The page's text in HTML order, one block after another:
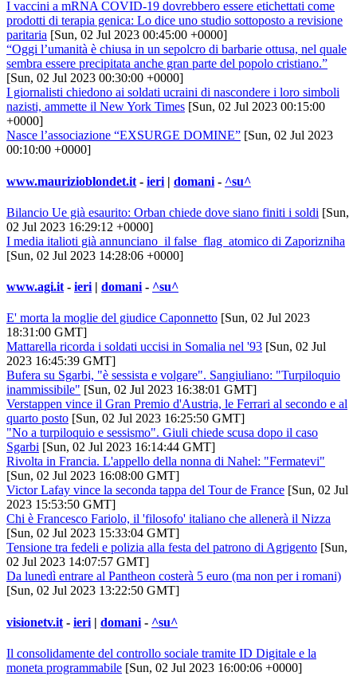
I vaccini a mRNA COVID-19 dovrebbero essere etichettati come
prodotti di terapia genica: Lo dice uno studio sottoposto a revisione
paritaria [Sun, 02 Jul 2023 00:45:00 +0000]
“Oggi l’umanità è chiusa in un sepolcro di barbarie ottusa, nel quale
sembra essere precipitata anche gran parte del popolo cristiano.”
[Sun, 02 Jul 2023 00:30:00 +0000]
I giornalisti chiedono ai soldati ucraini di nascondere i loro simboli
nazisti, ammette il New York Times [Sun, 02 Jul 2023 00:15:00
+0000]
Nasce l’associazione “EXSURGE DOMINE” [Sun, 02 Jul 2023
00:10:00 +0000]
www.maurizioblondet.it - ieri | domani - ^su^
Bilancio Ue già esaurito: Orban chiede dove siano finiti i soldi [Sun,
02 Jul 2023 16:29:12 +0000]
I media italioti già annunciano il false flag atomico di Zaporizniha
[Sun, 02 Jul 2023 14:28:06 +0000]
www.agi.it - ieri | domani - ^su^
E' morta la moglie del giudice Caponnetto [Sun, 02 Jul 2023
18:31:00 GMT]
Mattarella ricorda i soldati uccisi in Somalia nel '93 [Sun, 02 Jul
2023 16:45:39 GMT]
Bufera su Sgarbi, "è sessista e volgare". Sangiuliano: "Turpiloquio
inammissibile" [Sun, 02 Jul 2023 16:38:01 GMT]
Verstappen vince il Gran Premio d'Austria, le Ferrari al secondo e al
quarto posto [Sun, 02 Jul 2023 16:25:50 GMT]
"No a turpiloquio e sessismo". Giuli chiede scusa dopo il caso
Sgarbi [Sun, 02 Jul 2023 16:14:44 GMT]
Rivolta in Francia. L'appello della nonna di Nahel: "Fermatevi"
[Sun, 02 Jul 2023 16:08:00 GMT]
Victor Lafay vince la seconda tappa del Tour de France [Sun, 02 Jul
2023 15:53:50 GMT]
Chi è Francesco Fariolo, il 'filosofo' italiano che allenerà il Nizza
[Sun, 02 Jul 2023 15:33:04 GMT]
Tensione tra fedeli e polizia alla festa del patrono di Agrigento [Sun,
02 Jul 2023 14:07:57 GMT]
Da lunedì entrare al Pantheon costerà 5 euro (ma non per i romani)
[Sun, 02 Jul 2023 13:22:50 GMT]
visionetv.it - ieri | domani - ^su^
Il consolidamente del controllo sociale tramite ID Digitale e la
moneta programmabile [Sun, 02 Jul 2023 16:00:06 +0000]